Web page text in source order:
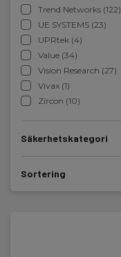
Trend Networks (122)
UE SYSTEMS (23)
UPRtek (4)
Value (34)
Vision Research (27)
Vivax (1)
Zircon (10)
Säkerhetskategori
Sortering